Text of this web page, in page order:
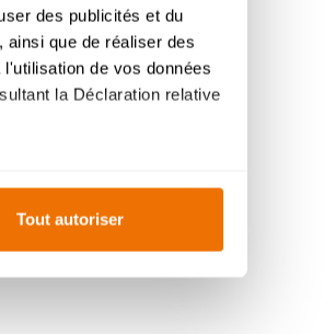
des publicités et du
que de réaliser des
de vos données
la Déclaration relative
(empreintes
Tout autoriser